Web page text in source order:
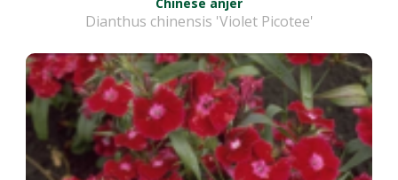
Dianthus chinensis 'Violet Picotee'